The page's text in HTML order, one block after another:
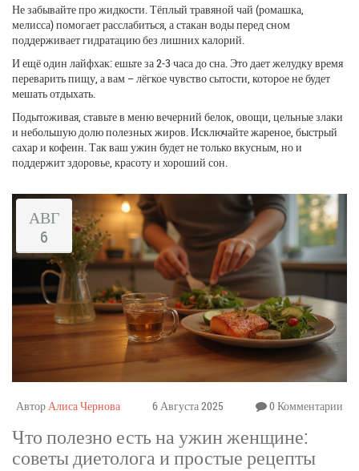
Не забывайте про жидкости. Тёплый травяной чай (ромашка,
мелисса) помогает расслабиться, а стакан воды перед сном
поддерживает гидратацию без лишних калорий.
И ещё один лайфхак: ешьте за 2‑3 часа до сна. Это дает желудку время
переварить пищу, а вам – лёгкое чувство сытости, которое не будет
мешать отдыхать.
Подытоживая, ставьте в меню вечерний белок, овощи, цельные злаки
и небольшую долю полезных жиров. Исключайте жареное, быстрый
сахар и кофеин. Так ваш ужин будет не только вкусным, но и
поддержит здоровье, красоту и хороший сон.
АВГ
6
АвторАлиса Чернова 6 Августа 2025 0 Комментарии
Что полезно есть на ужин женщине:
советы диетолога и простые рецепты